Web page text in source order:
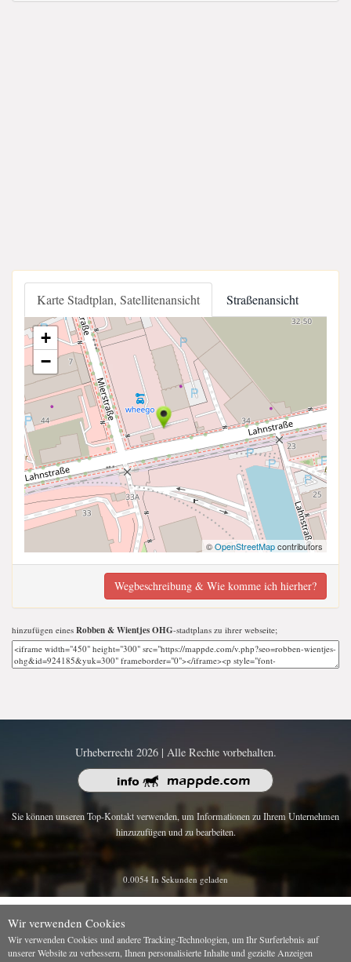
Karte Stadtplan, Satellitenansicht Straßenansicht
+
−
©OpenStreetMapcontributors
Wegbeschreibung & Wie komme ich hierher?
hinzufügen eines Robben & Wientjes OHG-stadtplans zu ihrer webseite;
Urheberrecht 2026 | Alle Rechte vorbehalten.
Sie können unseren Top-Kontakt verwenden, um Informationen zu Ihrem Unternehmen
hinzuzufügen und zu bearbeiten.
0.0054 In Sekunden geladen
Wir verwenden Cookies
Wir verwenden Cookies und andere Tracking-Technologien, um Ihr Surferlebnis auf
unserer Website zu verbessern, Ihnen personalisierte Inhalte und gezielte Anzeigen